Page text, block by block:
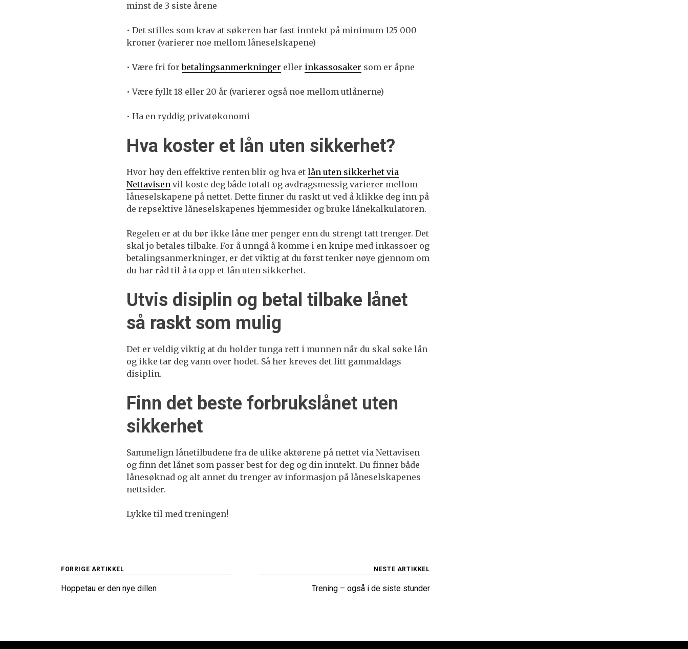
minst de 3 siste årene
• Det stilles som krav at søkeren har fast inntekt på minimum 125 000
kroner (varierer noe mellom låneselskapene)
• Være fri forbetalingsanmerkninger eller inkassosaker som er åpne
• Være fyllt 18 eller 20 år (varierer også noe mellom utlånerne)
• Ha en ryddig privatøkonomi
Hva koster et lån uten sikkerhet?
Hvor høy den effektive renten blir og hva etlån uten sikkerhet via
Nettavisen vil koste deg både totalt og avdragsmessig varierer mellom
låneselskapene på nettet. Dette finner du raskt ut ved å klikke deg inn på
de repsektive låneselskapenes hjemmesider og bruke lånekalkulatoren.
Regelen er at du bør ikke låne mer penger enn du strengt tatt trenger. Det
skal jo betales tilbake. For å unngå å komme i en knipe med inkassoer og
betalingsanmerkninger, er det viktig at du først tenker nøye gjennom om
du har råd til å ta opp et lån uten sikkerhet.
Utvis disiplin og betal tilbake lånet
så raskt som mulig
Det er veldig viktig at du holder tunga rett i munnen når du skal søke lån
og ikke tar deg vann over hodet. Så her kreves det litt gammaldags
disiplin.
Finn det beste forbrukslånet uten
sikkerhet
Sammelign lånetilbudene fra de ulike aktørene på nettet via Nettavisen
og finn det lånet som passer best for deg og din inntekt. Du finner både
lånesøknad og alt annet du trenger av informasjon på låneselskapenes
nettsider.
Lykke til med treningen!
Innleggsnavigering
FORRIGE ARTIKKEL
Hoppetau er den nye dillen
NESTE ARTIKKEL
Trening – også i de siste stunder